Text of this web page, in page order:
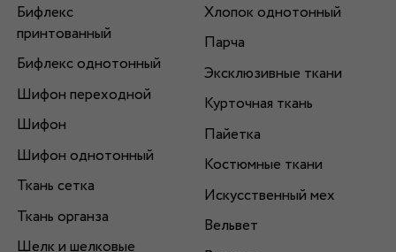
Бифлекс
принтованный
Бифлекс однотонный
Шифон переходной
Шифон
Шифон однотонный
Ткань сетка
Ткань органза
Шелк и шелковые
Хлопок однотонный
Парча
Эксклюзивные ткани
Курточная ткань
Пайетка
Костюмные ткани
Искусственный мех
Вельвет